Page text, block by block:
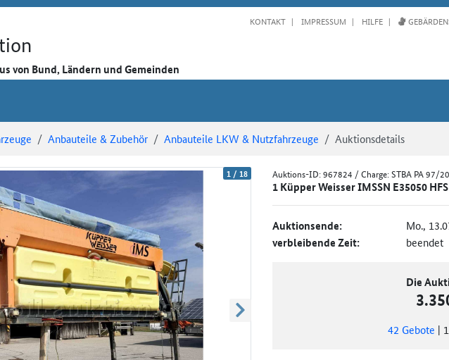
KONTAKT IMPRESSUM HILFE
von Bund, Ländern und Gemeinden
Anbauteile & Zubehör Anbauteile LKW & Nutzfahrzeuge Auktionsdetails
1 /18
weiter blättern
Auktions-ID:967824 / Charge: STBA PA 97/
1 Küpper Weisser IMSSN E35050
Auktionsende: Mo.,
verbleibende Zeit: beendet
Die
42 Gebote |